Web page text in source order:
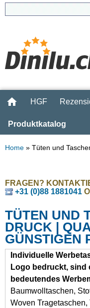
HGF
Produktkatalog
Home » Tüten und
FRAGEN?
+31 (0)88 1881041
TÜTEN UND
DRUCK |
GÜNSTIGEN
Individuelle
Logo bedruckt, sind
bedeutendes
Baumwolltaschen,
Woven Tragetaschen,